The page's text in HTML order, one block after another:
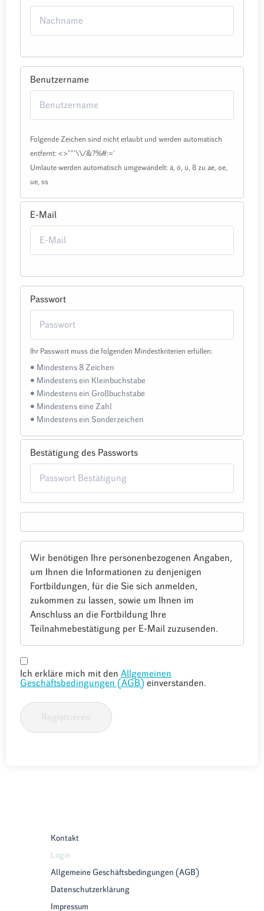
Benutzername
Folgende Zeichen sind nicht erlaubt und werden automatisch
entfernt: <>""'\\/&?%#:='
Umlaute werden automatisch umgewandelt: ä, ö, ü, ß zu ae, oe,
ue, ss
E-Mail
Passwort
Ihr Passwort muss die folgenden Mindestkriterien erfüllen:
• Mindestens 8 Zeichen
• Mindestens ein Kleinbuchstabe
• Mindestens ein Großbuchstabe
• Mindestens eine Zahl
• Mindestens ein Sonderzeichen
Bestätigung des Passworts
Wir benötigen Ihre personenbezogenen Angaben,
um Ihnen die Informationen zu denjenigen
Fortbildungen, für die Sie sich anmelden,
zukommen zu lassen, sowie um Ihnen im
Anschluss an die Fortbildung Ihre
Teilnahmebestätigung per E-Mail zuzusenden.
Ich erkläre mich mit den Allgemeinen
Geschäftsbedingungen (AGB) einverstanden.
Registrieren
Kontakt
Login
Allgemeine Geschäftsbedingungen (AGB)
Datenschutzerklärung
Impressum